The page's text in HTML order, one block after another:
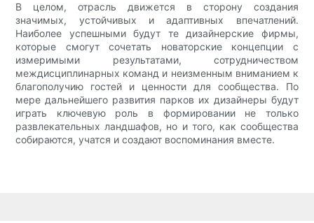
В целом, отрасль движется в сторону создания
значимых, устойчивых и адаптивных впечатлений.
Наиболее успешными будут те дизайнерские фирмы,
которые смогут сочетать новаторские концепции с
измеримыми результатами, сотрудничеством
междисциплинарных команд и неизменным вниманием к
благополучию гостей и ценности для сообщества. По
мере дальнейшего развития парков их дизайнеры будут
играть ключевую роль в формировании не только
развлекательных ландшафов, но и того, как сообщества
собираются, учатся и создают воспоминания вместе.